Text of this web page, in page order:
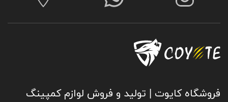
با ساختار مقاوم و پایه‌های محکم، این
میزها استحکام لازم برای تحمل وزن و انجام فعالیت‌های
این میزها بهترین انتخاب برای کسانی هستند که به دنبال یک
تجربه راحت، مقاوم و کارآمد در کمپینگ، پیک‌نیک یا هر نوع
فروشگاه کایوت | تولید و فروش لوازم کمپینگ